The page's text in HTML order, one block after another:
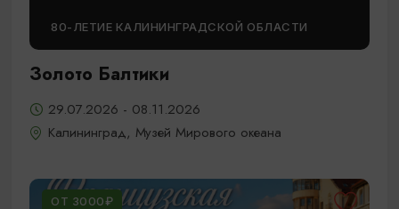
80-ЛЕТИЕ КАЛИНИНГРАДСКОЙ ОБЛАСТИ
Золото Балтики
29.07.2026 - 08.11.2026
Калининград, Музей Мирового океана
ОТ 3000₽